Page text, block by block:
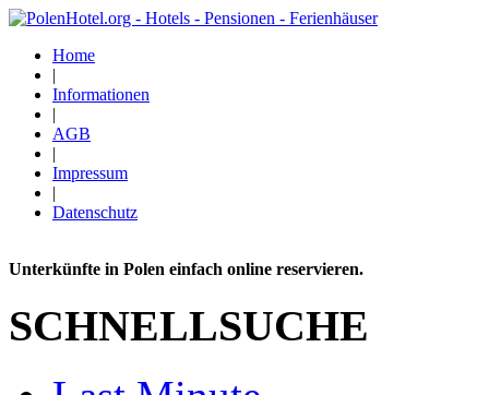
Home
|
Informationen
|
AGB
|
Impressum
|
Datenschutz
Unterkünfte in Polen einfach online reservieren.
SCHNELLSUCHE